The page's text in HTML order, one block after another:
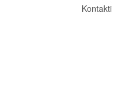
Kontakti